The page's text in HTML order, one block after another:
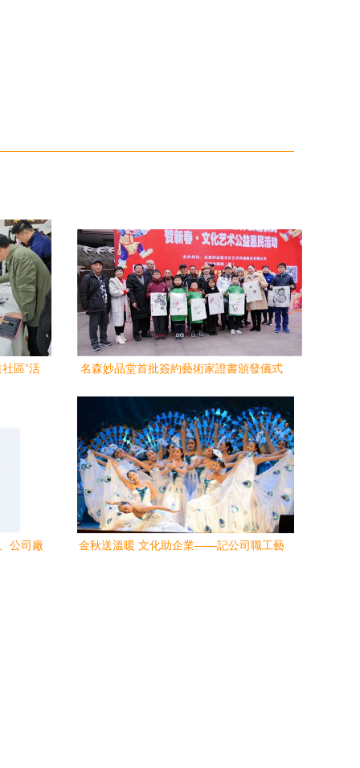
區”活
名森妙品堂首批簽約藝術家證書頒發儀式
公司廠
金秋送溫暖 文化助企業——記公司職工藝